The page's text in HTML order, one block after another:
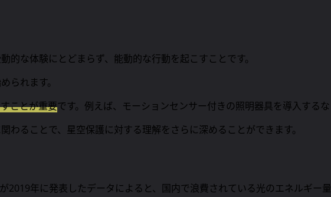
な体験にとどまらず、能動的な行動を起こすことです。
られます。
ことが重要です。例えば、モーションセンサー付きの照明器具を導入するな
ることで、星空保護に対する理解をさらに深めることができます。
2019年に発表したデータによると、国内で浪費されている光のエネルギー